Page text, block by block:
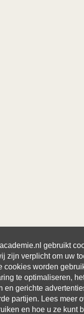
gebruikt
zijn verplicht om uw
cookies worden
te optimaliseren,
en gerichte
partijen. Lees meer
en hoe u ze kunt